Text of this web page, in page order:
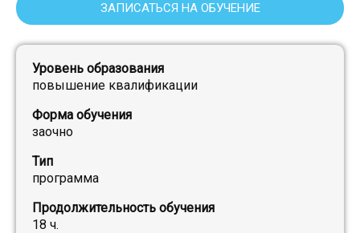
ЗАПИСАТЬСЯ НА ОБУЧЕНИЕ
Уровень образования
повышение квалификации
Форма обучения
заочно
Тип
программа
Продолжительность обучения
18 ч.